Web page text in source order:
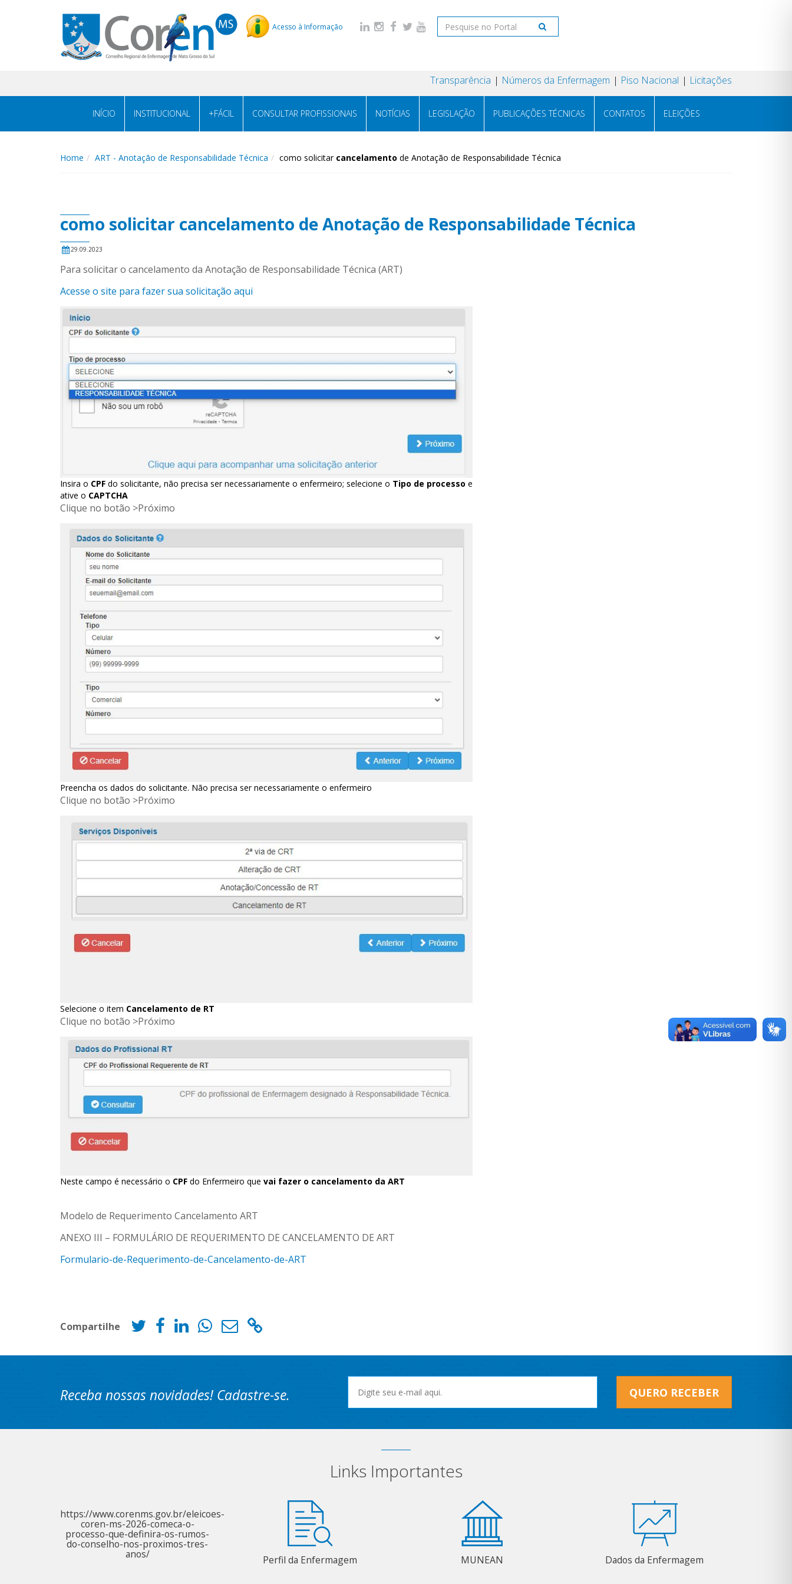
Acesso à Informação
Transparência Números da Enfermagem Piso Nacional Licitações
INÍCIO INSTITUCIONAL +FÁCIL CONSULTAR PROFISSIONAIS NOTÍCIAS LEGISLAÇÃO PUBLICAÇÕES TÉCNICAS CONTATOS ELEIÇÕES
Home ART - Anotação de Responsabilidade Técnica como solicitar cancelamento de Anotação de Responsabilidade Técnica
como solicitar cancelamento de Anotação de Responsabilidade Técnica
29.09.2023
Para solicitar o cancelamento da Anotação de Responsabilidade Técnica (ART)
Acesse o site para fazer sua solicitação aqui
Insira o CPF do solicitante, não precisa ser necessariamente o enfermeiro; selecione o Tipo de processo e
ative o CAPTCHA
Clique no botão >Próximo
Preencha os dados do solicitante. Não precisa ser necessariamente o enfermeiro
Clique no botão >Próximo
Selecione o item Cancelamento de RT
Clique no botão >Próximo
Neste campo é necessário o CPF do Enfermeiro que vai fazer o cancelamento da ART
Modelo de Requerimento Cancelamento ART
ANEXO III – FORMULÁRIO DE REQUERIMENTO DE CANCELAMENTO DE ART
Formulario-de-Requerimento-de-Cancelamento-de-ART
Compartilhe
Receba nossas novidades! Cadastre-se. QUERO RECEBER
Links Importantes
https://www.corenms.gov.br/eleicoes-
coren-ms-2026-comeca-o-
processo-que-definira-os-rumos-
do-conselho-nos-proximos-tres-
anos/ Perfil da Enfermagem MUNEAN Dados da Enfermagem